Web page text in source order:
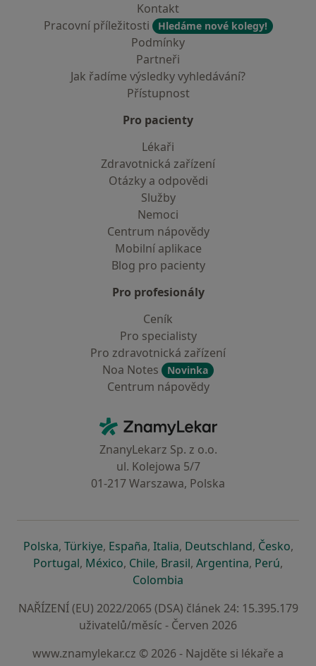
Kontakt
Pracovní příležitosti
Hledáme nové kolegy!
Podmínky
Partneři
Jak řadíme výsledky vyhledávání?
Přístupnost
Pro pacienty
Lékaři
Zdravotnická zařízení
Otázky a odpovědi
Služby
Nemoci
Centrum nápovědy
Mobilní aplikace
Blog pro pacienty
Pro profesionály
Ceník
Pro specialisty
Pro zdravotnická zařízení
Noa Notes
Novinka
Centrum nápovědy
ZnamyLekar - Hlavní stránka
ZnanyLekarz Sp. z o.o.
ul. Kolejowa 5/7
01-217 Warszawa, Polska
Polskase otevře v nové záložce
, Türkiyese otevře v nové záložce
, Españase otevře v nové záložce
, Italiase otevře v nové záložce
, Deutschlandse otevře v
, Českose
,
Portugalse otevře v nové záložce
, Méxicose otevře v nové záložce
, Chilese otevře v nové záložce
, Brasilse otevře v nové
, Argentinase otevře v
, Perúse
,
Colombia
NAŘÍZENÍ (EU) 2022/2065 (DSA) článek 24: 15.395.179
uživatelů/měsíc - Červen 2026
www.znamylekar.cz © 2026 - Najděte si lékaře a